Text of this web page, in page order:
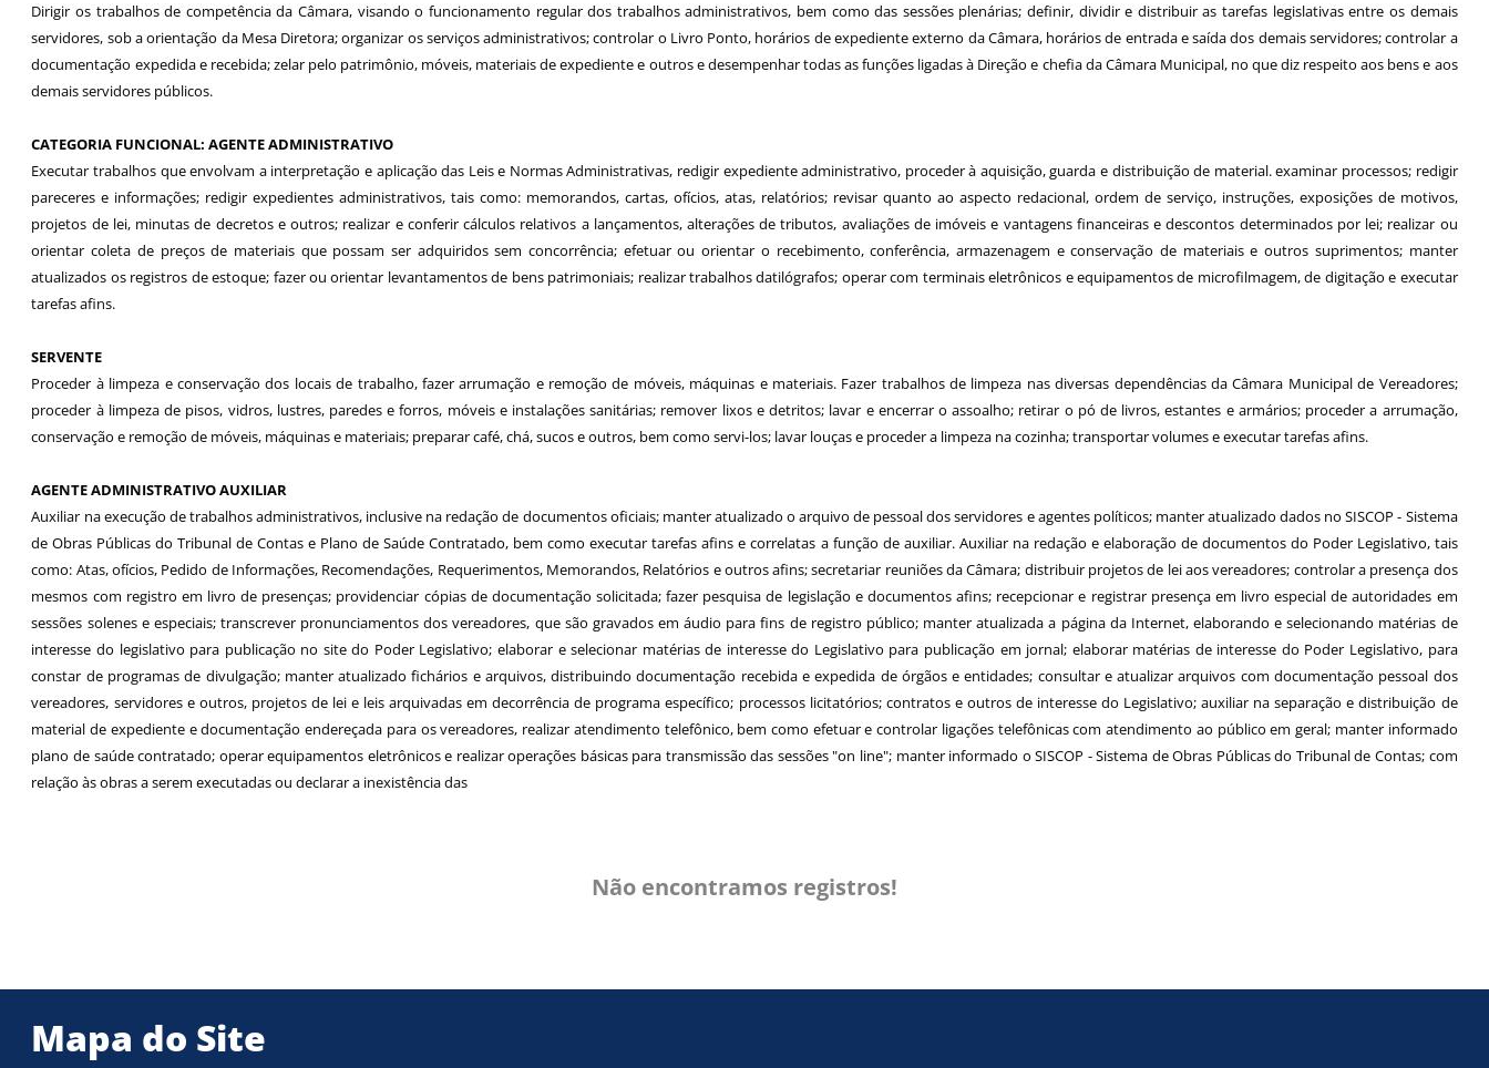
Dirigir os trabalhos de competência da Câmara, visando o funcionamento regular dos trabalhos administrativos, bem como das sessões plenárias; definir, dividir e distribuir as tarefas legislativas entre os demais
servidores, sob a orientação da Mesa Diretora; organizar os serviços administrativos; controlar o Livro Ponto, horários de expediente externo da Câmara, horários de entrada e saída dos demais servidores; controlar a
documentação expedida e recebida; zelar pelo patrimônio, móveis, materiais de expediente e outros e desempenhar todas as funções ligadas à Direção e chefia da Câmara Municipal, no que diz respeito aos bens e aos
demais servidores públicos.
CATEGORIA FUNCIONAL: AGENTE ADMINISTRATIVO
Executar trabalhos que envolvam a interpretação e aplicação das Leis e Normas Administrativas, redigir expediente administrativo, proceder à aquisição, guarda e distribuição de material. examinar processos; redigir
pareceres e informações; redigir expedientes administrativos, tais como: memorandos, cartas, ofícios, atas, relatórios; revisar quanto ao aspecto redacional, ordem de serviço, instruções, exposições de motivos,
projetos de lei, minutas de decretos e outros; realizar e conferir cálculos relativos a lançamentos, alterações de tributos, avaliações de imóveis e vantagens financeiras e descontos determinados por lei; realizar ou
orientar coleta de preços de materiais que possam ser adquiridos sem concorrência; efetuar ou orientar o recebimento, conferência, armazenagem e conservação de materiais e outros suprimentos; manter
atualizados os registros de estoque; fazer ou orientar levantamentos de bens patrimoniais; realizar trabalhos datilógrafos; operar com terminais eletrônicos e equipamentos de microfilmagem, de digitação e executar
tarefas afins.
SERVENTE
Proceder à limpeza e conservação dos locais de trabalho, fazer arrumação e remoção de móveis, máquinas e materiais. Fazer trabalhos de limpeza nas diversas dependências da Câmara Municipal de Vereadores;
proceder à limpeza de pisos, vidros, lustres, paredes e forros, móveis e instalações sanitárias; remover lixos e detritos; lavar e encerrar o assoalho; retirar o pó de livros, estantes e armários; proceder a arrumação,
conservação e remoção de móveis, máquinas e materiais; preparar café, chá, sucos e outros, bem como servi-los; lavar louças e proceder a limpeza na cozinha; transportar volumes e executar tarefas afins.
AGENTE ADMINISTRATIVO AUXILIAR
Auxiliar na execução de trabalhos administrativos, inclusive na redação de documentos oficiais; manter atualizado o arquivo de pessoal dos servidores e agentes políticos; manter atualizado dados no SISCOP - Sistema
de Obras Públicas do Tribunal de Contas e Plano de Saúde Contratado, bem como executar tarefas afins e correlatas a função de auxiliar. Auxiliar na redação e elaboração de documentos do Poder Legislativo, tais
como: Atas, ofícios, Pedido de Informações, Recomendações, Requerimentos, Memorandos, Relatórios e outros afins; secretariar reuniões da Câmara; distribuir projetos de lei aos vereadores; controlar a presença dos
mesmos com registro em livro de presenças; providenciar cópias de documentação solicitada; fazer pesquisa de legislação e documentos afins; recepcionar e registrar presença em livro especial de autoridades em
sessões solenes e especiais; transcrever pronunciamentos dos vereadores, que são gravados em áudio para fins de registro público; manter atualizada a página da Internet, elaborando e selecionando matérias de
interesse do legislativo para publicação no site do Poder Legislativo; elaborar e selecionar matérias de interesse do Legislativo para publicação em jornal; elaborar matérias de interesse do Poder Legislativo, para
constar de programas de divulgação; manter atualizado fichários e arquivos, distribuindo documentação recebida e expedida de órgãos e entidades; consultar e atualizar arquivos com documentação pessoal dos
vereadores, servidores e outros, projetos de lei e leis arquivadas em decorrência de programa específico; processos licitatórios; contratos e outros de interesse do Legislativo; auxiliar na separação e distribuição de
material de expediente e documentação endereçada para os vereadores, realizar atendimento telefônico, bem como efetuar e controlar ligações telefônicas com atendimento ao público em geral; manter informado
plano de saúde contratado; operar equipamentos eletrônicos e realizar operações básicas para transmissão das sessões "on line"; manter informado o SISCOP - Sistema de Obras Públicas do Tribunal de Contas; com
relação às obras a serem executadas ou declarar a inexistência das
Não encontramos registros!
Mapa do Site